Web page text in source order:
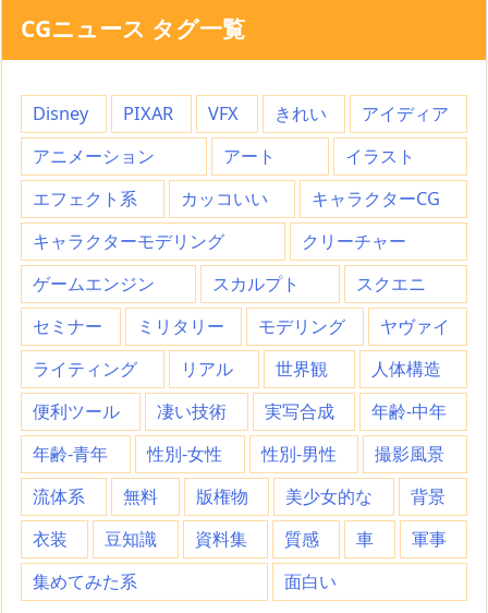
CGニュース タグ一覧
Disney PIXAR VFX きれい
アイディア
アニメーション
アート
イラスト
エフェクト系
カッコいい
キャラクターCG
キャラクターモデリング
クリーチャー
ゲームエンジン
スカルプト
スクエニ
セミナー
ミリタリー モデリング
ヤヴァイ
ライティング
リアル 世界観
人体構造
便利ツール
凄い技術 実写合成
年齢-中年
年齢-青年
性別-女性 性別-男性
撮影風景
流体系
無料 版権物 美少女的な
背景
衣装
豆知識 資料集 質感 車
軍事
集めてみた系
面白い